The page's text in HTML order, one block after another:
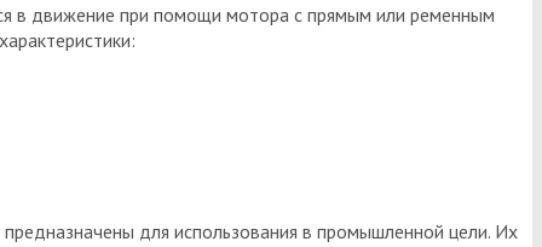
в движение при помощи мотора с прямым или ременным
для использования в промышленной цели. Их